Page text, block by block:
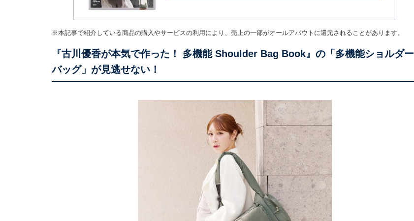
※本記事で紹介している商品の購入やサービスの利用により、売上の一部がオールアバウトに還元されることがあります。
『古川優香が本気で作った！ 多機能 Shoulder Bag Book』の「多機能ショルダー
バッグ」が見逃せない！